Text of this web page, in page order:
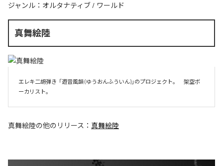
ジャンル： オルタナティブ / ワールド
真舞絵陸
エレキ二胡弾き  「遊音風韻 (ゆうおんふういん)」のプロジェクト。　架空ボ
ーカリスト。
真舞絵陸の他のリリース： 真舞絵陸